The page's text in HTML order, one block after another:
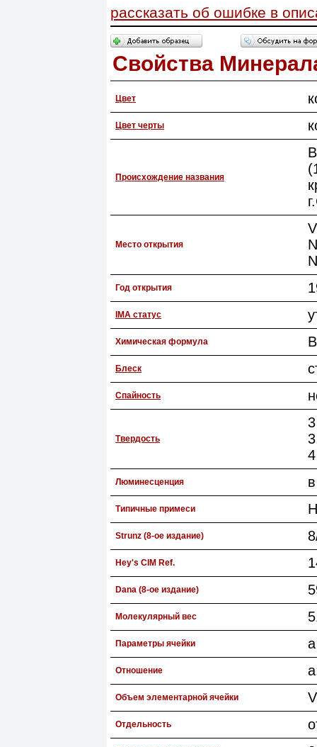
рассказать об ошибке в
Свойства
Цвет
Цвет черты
Происхождение названия
Место открытия
Год открытия
IMA статус
Химическая формула
Блеск
Спайность
Твердость
3
4
Люминесценция
Типичные примеси
Strunz (8-ое издание)
Hey's CIM Ref.
Dana (8-ое издание)
Молекулярный вес
Параметры ячейки
Отношение
Объем элементарной ячейки
Отдельность